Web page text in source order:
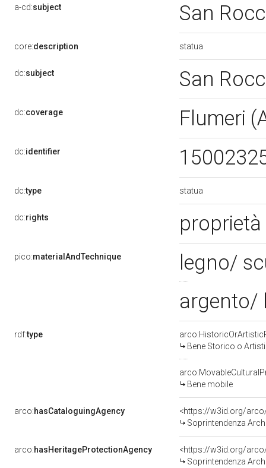
a-cd:subject San
core:description statua
dc:subject San
dc:coverage Flumeri
dc:identifier
dc:type statua
dc:rights
pico:materialAndTechnique
legno/
argento/
rdf:type
Bene Storico o
Bene mobile
arco:hasCataloguingAgency
<https://w3id.org/
Soprintendenza
arco:hasHeritageProtectionAgency
<https://w3id.org/
Soprintendenza